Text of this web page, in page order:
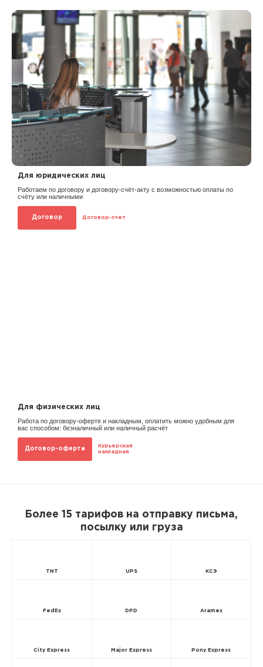
Для юридических лиц
Работаем по договору и договору-счёт-акту с возможностью оплаты по
счёту или наличными
Договор Договор-счет
Для физических лиц
Работа по договору-оферте и накладным, оплатить можно удобным для
вас способом: безналичный или наличный расчёт
Договор-оферта
Курьерская
накладная
Более 15 тарифов на отправку письма,
посылку или груза
TNT UPS КСЭ
FedEx DPD Aramex
City Express Major Express Pony Express